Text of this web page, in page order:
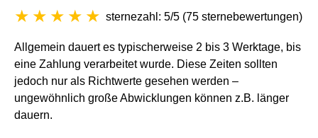
sternezahl: 5/5 (75 sternebewertungen)
Allgemein dauert es typischerweise 2 bis 3 Werktage, bis
eine Zahlung verarbeitet wurde. Diese Zeiten sollten
jedoch nur als Richtwerte gesehen werden –
ungewöhnlich große Abwicklungen können z.B. länger
dauern.